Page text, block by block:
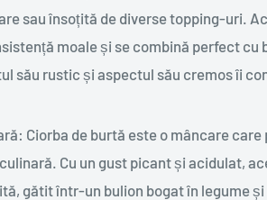
sau însoțită de diverse topping-uri.
moale și se combină perfect cu
său rustic și aspectul său cremos îi
Ciorba de burtă este o mâncare care
Cu un gust picant și acidulat,
gătit într-un bulion bogat în legume și